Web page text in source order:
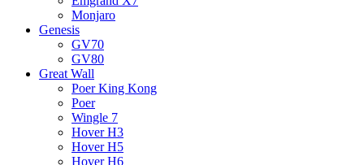
Monjaro
Genesis
GV70
GV80
Great Wall
Poer King Kong
Poer
Wingle 7
Hover H3
Hover H5
Hover H6